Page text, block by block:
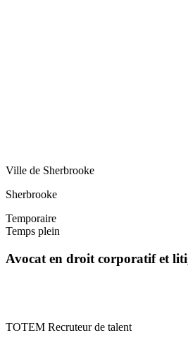
Ville de Sherbrooke
Sherbrooke
Temporaire
Temps plein
Avocat en droit corporatif et
TOTEM Recruteur de talent